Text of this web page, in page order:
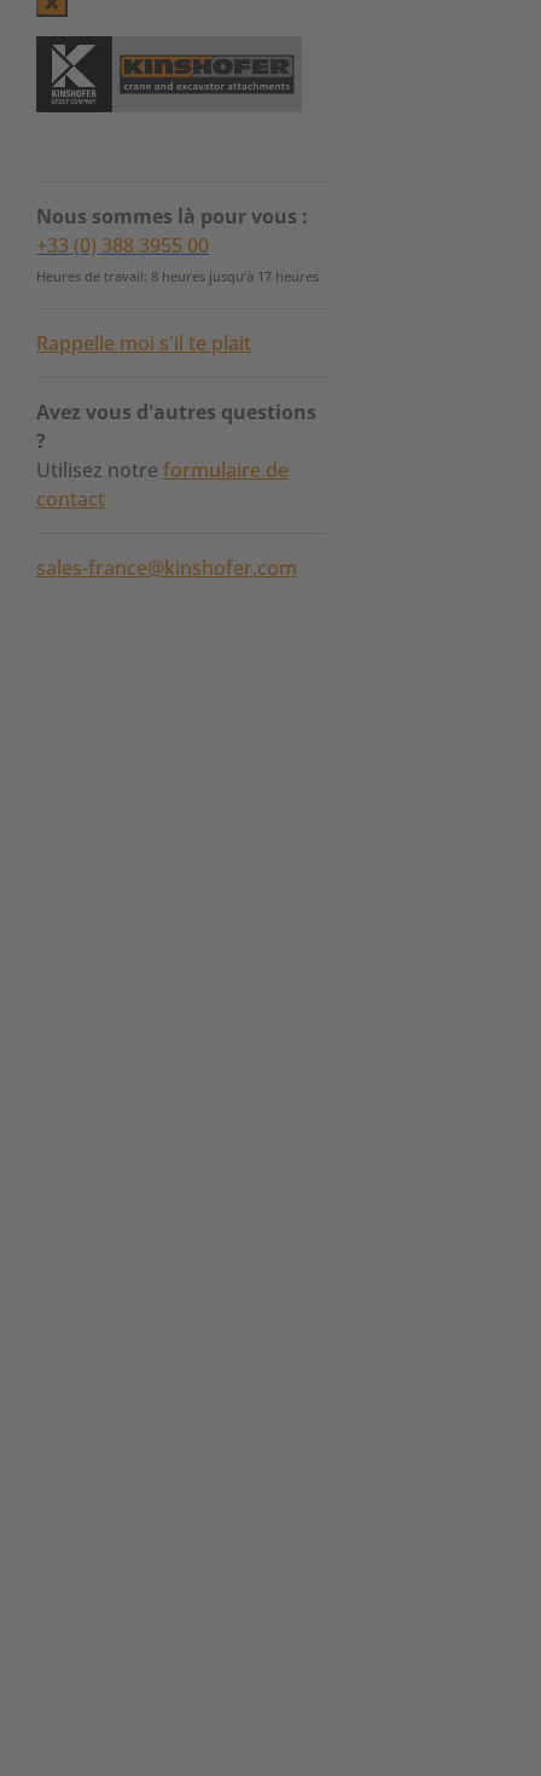
Nous sommes là pour vous :
+33 (0) 388 3955 00
Heures de travail: 8 heures jusqu’à 17 heures
Rappelle moi s'il te plait
Avez vous d'autres questions
?
Utilisez notre formulaire de
contact
sales-france@kinshofer.com